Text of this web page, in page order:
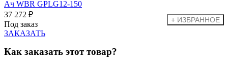
37 272 ₽
Под заказ
ЗАКАЗАТЬ
Как заказать этот товар?